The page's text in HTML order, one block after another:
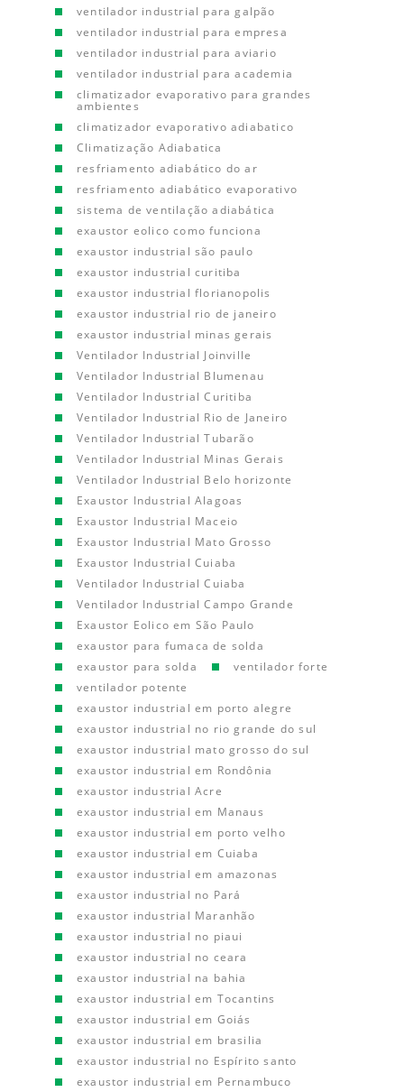
ventilador industrial para galpão
ventilador industrial para empresa
ventilador industrial para aviario
ventilador industrial para academia
climatizador evaporativo para grandes
ambientes
climatizador evaporativo adiabatico
Climatização Adiabatica
resfriamento adiabático do ar
resfriamento adiabático evaporativo
sistema de ventilação adiabática
exaustor eolico como funciona
exaustor industrial são paulo
exaustor industrial curitiba
exaustor industrial florianopolis
exaustor industrial rio de janeiro
exaustor industrial minas gerais
Ventilador Industrial Joinville
Ventilador Industrial Blumenau
Ventilador Industrial Curitiba
Ventilador Industrial Rio de Janeiro
Ventilador Industrial Tubarão
Ventilador Industrial Minas Gerais
Ventilador Industrial Belo horizonte
Exaustor Industrial Alagoas
Exaustor Industrial Maceio
Exaustor Industrial Mato Grosso
Exaustor Industrial Cuiaba
Ventilador Industrial Cuiaba
Ventilador Industrial Campo Grande
Exaustor Eolico em São Paulo
exaustor para fumaca de solda
exaustor para solda
ventilador forte
ventilador potente
exaustor industrial em porto alegre
exaustor industrial no rio grande do sul
exaustor industrial mato grosso do sul
exaustor industrial em Rondônia
exaustor industrial Acre
exaustor industrial em Manaus
exaustor industrial em porto velho
exaustor industrial em Cuiaba
exaustor industrial em amazonas
exaustor industrial no Pará
exaustor industrial Maranhão
exaustor industrial no piaui
exaustor industrial no ceara
exaustor industrial na bahia
exaustor industrial em Tocantins
exaustor industrial em Goiás
exaustor industrial em brasilia
exaustor industrial no Espírito santo
exaustor industrial em Pernambuco